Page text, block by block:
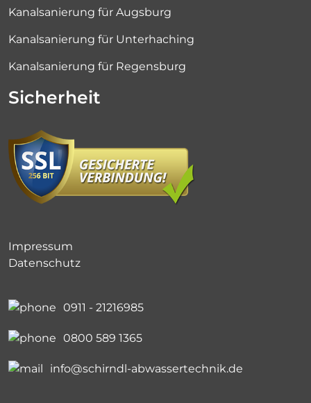
Kanalsanierung für Augsburg
Kanalsanierung für Unterhaching
Kanalsanierung für Regensburg
Sicherheit
Impressum
Datenschutz
0911 - 21216985
0800 589 1365
info@schirndl-abwassertechnik.de